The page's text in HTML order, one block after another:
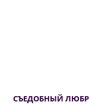
СЪЕДОБНЫЙ